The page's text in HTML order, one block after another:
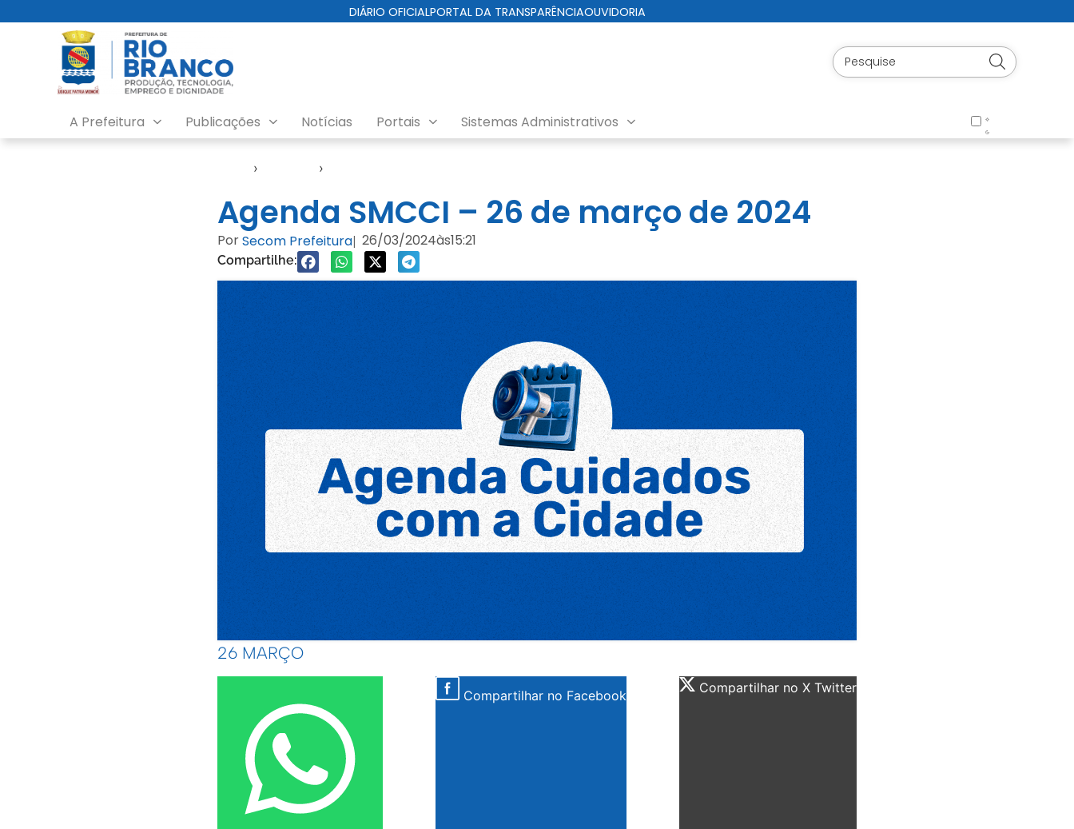
DIÁRIO OFICIALPORTAL DA TRANSPARÊNCIAOUVIDORIA
A Prefeitura Publicações Notícias Portais Sistemas Administrativos
› ›
Agenda SMCCI – 26 de março de 2024
PorSecom Prefeitura| 26/03/2024às15:21
Compartilhe:
26 MARÇO
Compartilhar no Facebook Compartilhar no X Twitter